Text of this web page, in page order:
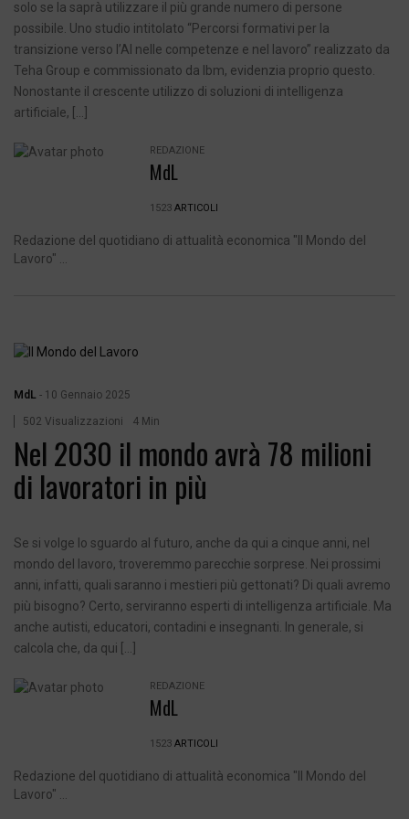
solo se la saprà utilizzare il più grande numero di persone
possibile. Uno studio intitolato “Percorsi formativi per la
transizione verso l’AI nelle competenze e nel lavoro” realizzato da
Teha Group e commissionato da Ibm, evidenzia proprio questo.
Nonostante il crescente utilizzo di soluzioni di intelligenza
artificiale, […]
REDAZIONE
MdL
1523 ARTICOLI
Redazione del quotidiano di attualità economica "Il Mondo del
Lavoro" ...
MdL - 10 Gennaio 2025
502 Visualizzazioni 4 Min
Nel 2030 il mondo avrà 78 milioni
di lavoratori in più
Se si volge lo sguardo al futuro, anche da qui a cinque anni, nel
mondo del lavoro, troveremmo parecchie sorprese. Nei prossimi
anni, infatti, quali saranno i mestieri più gettonati? Di quali avremo
più bisogno? Certo, serviranno esperti di intelligenza artificiale. Ma
anche autisti, educatori, contadini e insegnanti. In generale, si
calcola che, da qui […]
REDAZIONE
MdL
1523 ARTICOLI
Redazione del quotidiano di attualità economica "Il Mondo del
Lavoro" ...